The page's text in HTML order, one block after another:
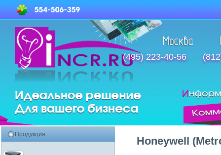
(495) 223-40-56
Honeywell
Продукция